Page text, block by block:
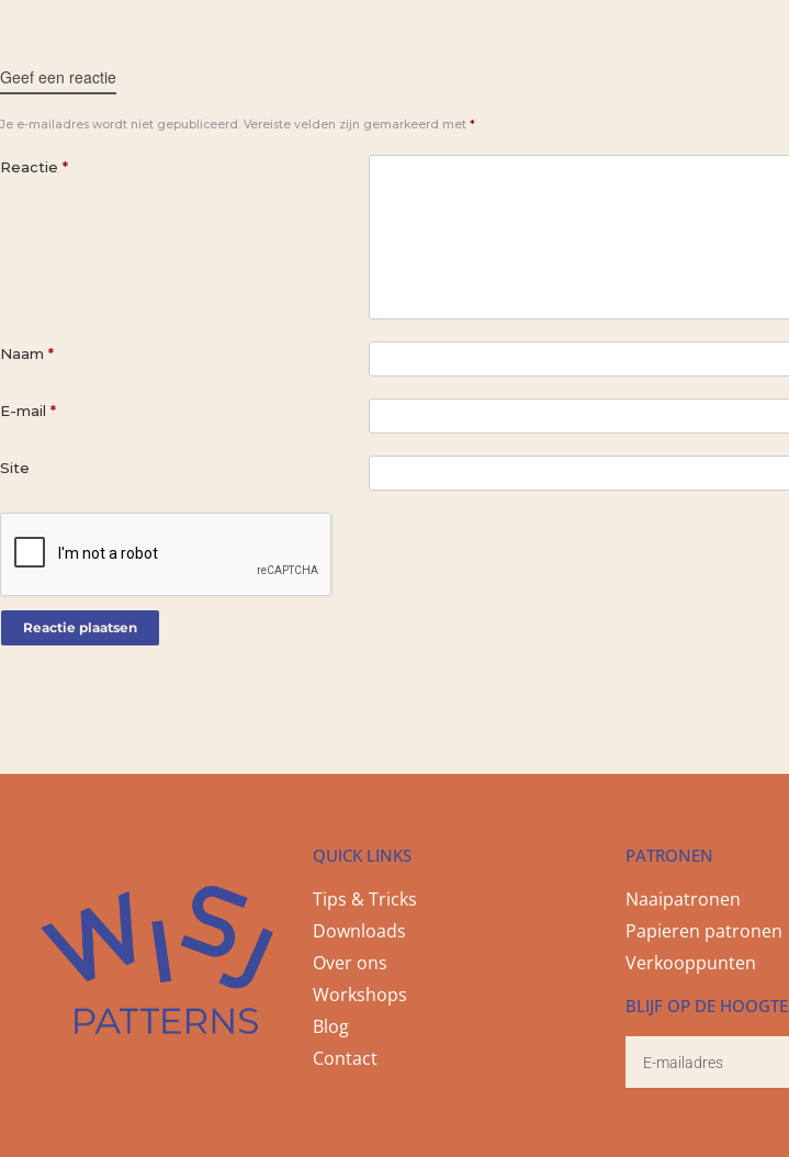
Geef een reactie
Je e-mailadres wordt niet gepubliceerd. Vereiste velden zijn gemarkeerd met *
Reactie *
Naam *
E-mail *
Site
QUICK LINKS
Tips & Tricks
Downloads
Over ons
Workshops
Blog
Contact
PATRONEN
Naaipatronen
Papieren patronen
Verkooppunten
BLIJF OP DE HOOGTE